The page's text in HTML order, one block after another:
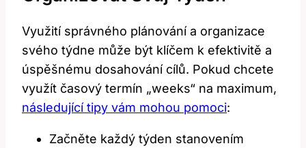
Využití správného plánování a organizace
svého týdne může být klíčem k efektivitě a
úspěšnému dosahování cílů. Pokud chcete
využít časový termín „weeks“ na maximum,
následující tipy vám mohou pomoci:
Začněte každý týden stanovením